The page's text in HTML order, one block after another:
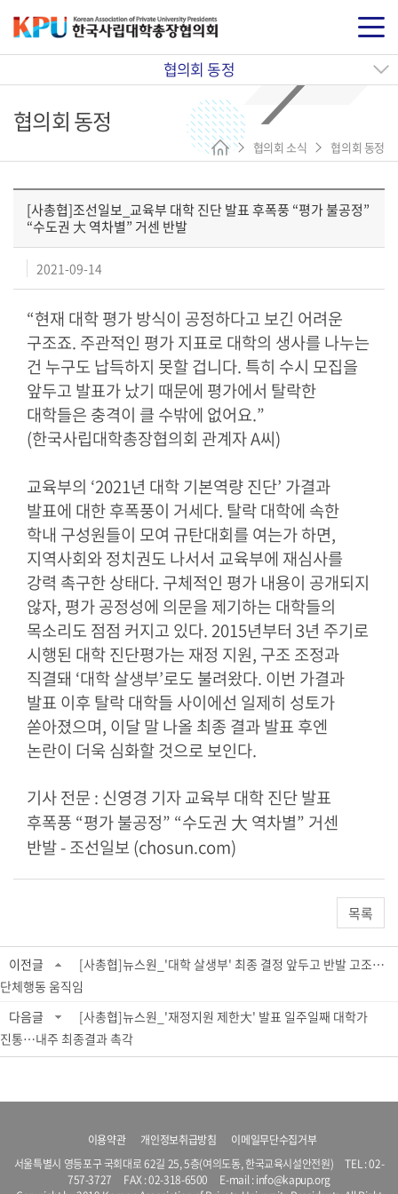
협의회 동정
협의회 동정
협의회 소식 협의회 동정
[사총협]조선일보_교육부 대학 진단 발표 후폭풍 “평가 불공정”
“수도권 大 역차별” 거센 반발
2021-09-14
“현재 대학 평가 방식이 공정하다고 보긴 어려운
구조죠. 주관적인 평가 지표로 대학의 생사를 나누는
건 누구도 납득하지 못할 겁니다. 특히 수시 모집을
앞두고 발표가 났기 때문에 평가에서 탈락한
대학들은 충격이 클 수밖에 없어요.”
(한국사립대학총장협의회 관계자A씨)
교육부의 ‘2021년 대학 기본역량 진단’ 가결과
발표에 대한 후폭풍이 거세다. 탈락 대학에 속한
학내 구성원들이 모여 규탄대회를 여는가 하면,
지역사회와 정치권도 나서서 교육부에 재심사를
강력 촉구한 상태다. 구체적인 평가 내용이 공개되지
않자, 평가 공정성에 의문을 제기하는 대학들의
목소리도 점점 커지고 있다. 2015년부터 3년 주기로
시행된 대학 진단평가는 재정 지원, 구조 조정과
직결돼 ‘대학 살생부’로도 불려왔다. 이번 가결과
발표 이후 탈락 대학들 사이에선 일제히 성토가
쏟아졌으며, 이달 말 나올 최종 결과 발표 후엔
논란이 더욱 심화할 것으로 보인다.
기사 전문 : 신영경 기자교육부 대학 진단 발표
후폭풍 “평가 불공정” “수도권 大 역차별” 거센
반발 - 조선일보 (chosun.com)
목록
이전글
[사총협]뉴스원_'대학 살생부' 최종 결정 앞두고 반발 고조…
단체행동 움직임
다음글
[사총협]뉴스원_'재정지원 제한大' 발표 일주일째 대학가
진통…내주 최종결과 촉각
이용약관 개인정보취급방침
이메일무단수집거부
서울특별시 영등포구 국회대로 62길 25, 5층(여의도동, 한국교육시설안전원) TEL :02-
757-3727 FAX : 02-318-6500 E-mail :info@kapup.org